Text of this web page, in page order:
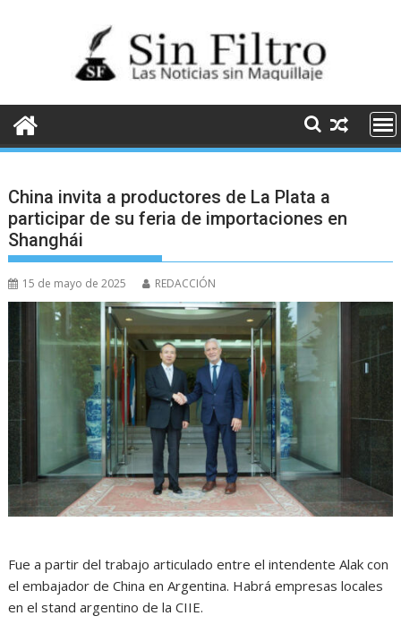
China invita a productores de La Plata a
participar de su feria de importaciones en
Shanghái
15 de mayo de 2025 REDACCIÓN
Fue a partir del trabajo articulado entre el intendente Alak con
el embajador de China en Argentina. Habrá empresas locales
en el stand argentino de la CIIE.